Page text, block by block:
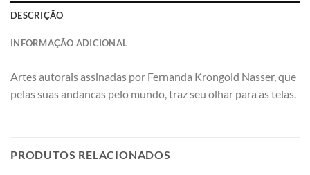
DESCRIÇÃO
INFORMAÇÃO ADICIONAL
Artes autorais assinadas por Fernanda Krongold Nasser, que
pelas suas andancas pelo mundo, traz seu olhar para as telas.
PRODUTOS RELACIONADOS